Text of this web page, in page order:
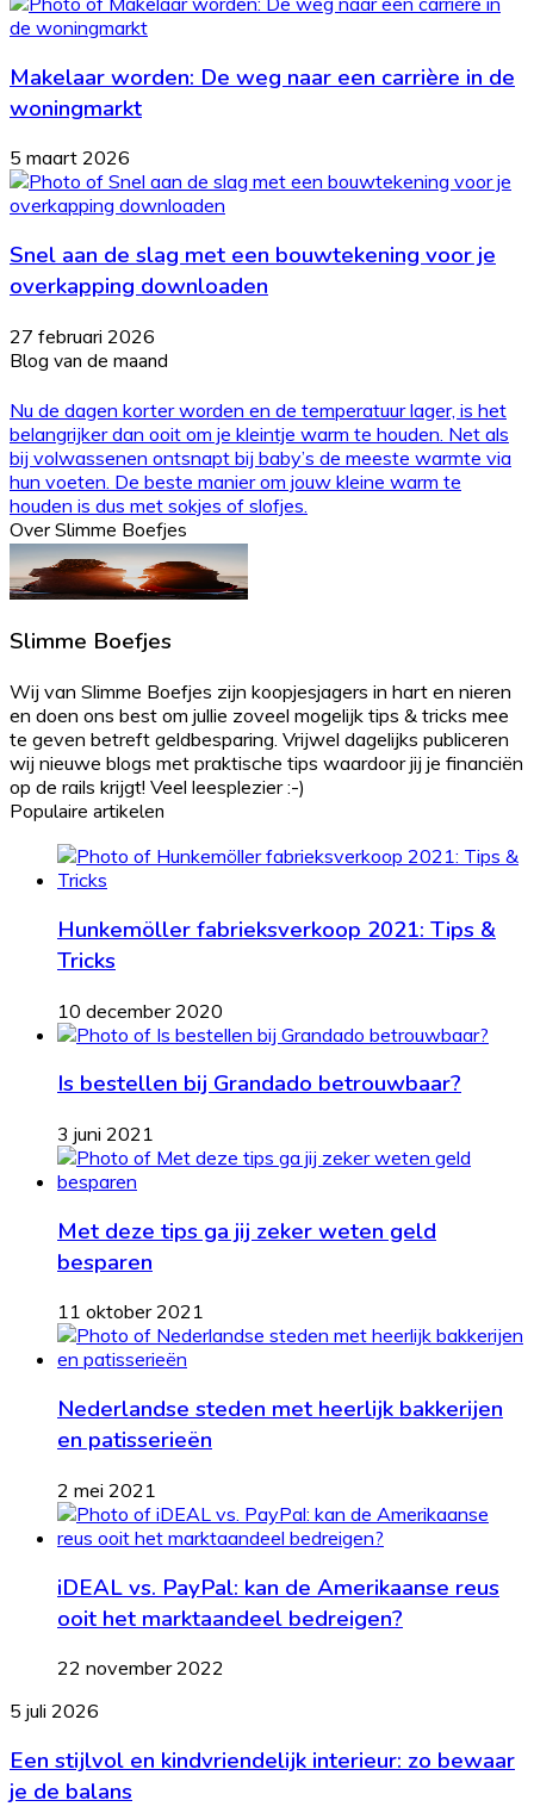
Makelaar worden: De weg naar een carrière in de
woningmarkt
5 maart 2026
Snel aan de slag met een bouwtekening voor je
overkapping downloaden
27 februari 2026
Blog van de maand
Nu de dagen korter worden en de temperatuur lager, is het
belangrijker dan ooit om je kleintje warm te houden. Net als
bij volwassenen ontsnapt bij baby’s de meeste warmte via
hun voeten. De beste manier om jouw kleine warm te
houden is dus met sokjes of slofjes.
Over Slimme Boefjes
Slimme Boefjes
Wij van Slimme Boefjes zijn koopjesjagers in hart en nieren
en doen ons best om jullie zoveel mogelijk tips & tricks mee
te geven betreft geldbesparing. Vrijwel dagelijks publiceren
wij nieuwe blogs met praktische tips waardoor jij je financiën
op de rails krijgt! Veel leesplezier :-)
Populaire artikelen
Hunkemöller fabrieksverkoop 2021: Tips &
Tricks
10 december 2020
Is bestellen bij Grandado betrouwbaar?
3 juni 2021
Met deze tips ga jij zeker weten geld
besparen
11 oktober 2021
Nederlandse steden met heerlijk bakkerijen
en patisserieën
2 mei 2021
iDEAL vs. PayPal: kan de Amerikaanse reus
ooit het marktaandeel bedreigen?
22 november 2022
Een
en
kindvriendelijk
interieur:
5 juli 2026
Een stijlvol en kindvriendelijk interieur: zo bewaar
je de balans